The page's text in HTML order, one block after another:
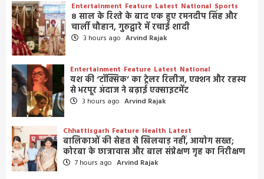
Entertainment Feature Latest National Sports
8 साल के रिश्ते के बाद एक हुए रमनदीप सिंह और
चार्ली चौहान, गुरुद्वारे में रचाई शादी
3 hours ago Arvind Rajak
Entertainment Feature Latest National
यश की ‘टॉक्सिक’ का ट्रेलर रिलीज, एक्शन और रहस्य
से भरपूर अंदाज ने बढ़ाई एक्साइटमेंट
3 hours ago Arvind Rajak
Chhattisgarh Feature Health Latest
बालिकाओं की सेहत से खिलवाड़ नहीं, आयोग सख्त;
कोरबा के छात्रावास और बाल संप्रेक्षण गृह का निरीक्षण
7 hours ago Arvind Rajak